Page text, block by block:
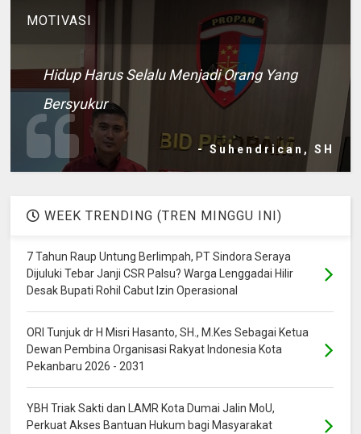
MOTIVASI
Hidup Harus Selalu Menjadi Orang Yang
Bersyukur
- Suhendrican, SH
WEEK TRENDING (TREN MINGGU INI)
7 Tahun Raup Untung Berlimpah, PT Sindora Seraya
Dijuluki Tebar Janji CSR Palsu? Warga Lenggadai Hilir
Desak Bupati Rohil Cabut Izin Operasional
ORI Tunjuk dr H Misri Hasanto, SH., M.Kes Sebagai Ketua
Dewan Pembina Organisasi Rakyat Indonesia Kota
Pekanbaru 2026 - 2031
YBH Triak Sakti dan LAMR Kota Dumai Jalin MoU,
Perkuat Akses Bantuan Hukum bagi Masyarakat